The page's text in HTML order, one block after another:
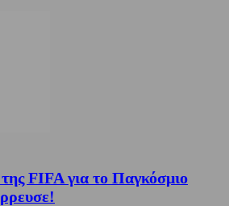
FIFA για το Παγκόσμιο